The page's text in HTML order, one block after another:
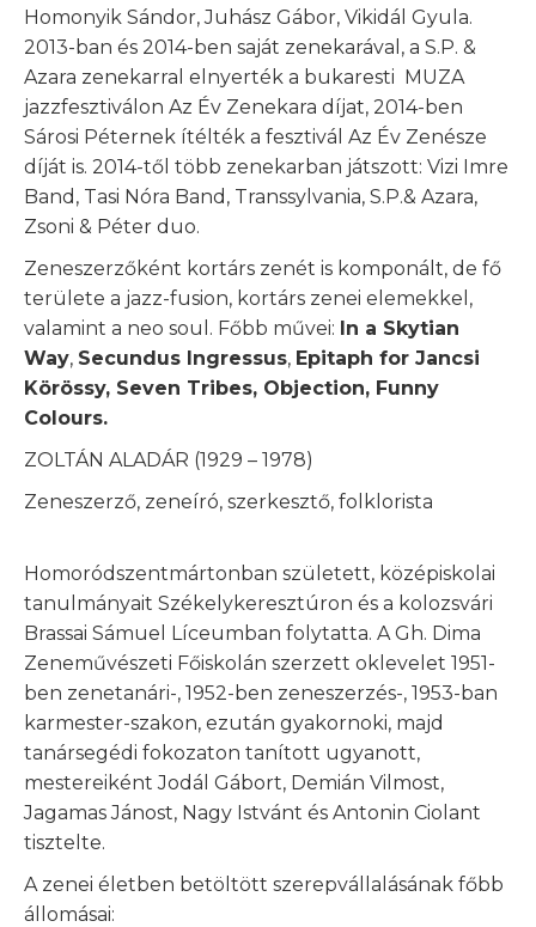
Homonyik Sándor, Juhász Gábor, Vikidál Gyula.
2013-ban és 2014-ben saját zenekarával, a S.P. &
Azara zenekarral elnyerték a bukaresti MUZA
jazzfesztiválon Az Év Zenekara díjat, 2014-ben
Sárosi Péternek ítélték a fesztivál Az Év Zenésze
díját is. 2014-től több zenekarban játszott: Vizi Imre
Band, Tasi Nóra Band, Transsylvania, S.P.& Azara,
Zsoni & Péter duo.
Zeneszerzőként kortárs zenét is komponált, de fő
területe a jazz-fusion, kortárs zenei elemekkel,
valamint a neo soul. Főbb művei: In a Skytian
Way, Secundus Ingressus, Epitaph for Jancsi
Körössy, Seven Tribes, Objection, Funny
Colours.
ZOLTÁN ALADÁR (1929 – 1978)
Zeneszerző, zeneíró, szerkesztő, folklorista
Homoródszentmártonban született, középiskolai
tanulmányait Székelykeresztúron és a kolozsvári
Brassai Sámuel Líceumban folytatta. A Gh. Dima
Zeneművészeti Főiskolán szerzett oklevelet 1951-
ben zenetanári-, 1952-ben zeneszerzés-, 1953-ban
karmester-szakon, ezután gyakornoki, majd
tanársegédi fokozaton tanított ugyanott,
mestereiként Jodál Gábort, Demián Vilmost,
Jagamas Jánost, Nagy Istvánt és Antonin Ciolant
tisztelte.
A zenei életben betöltött szerepvállalásának főbb
állomásai: